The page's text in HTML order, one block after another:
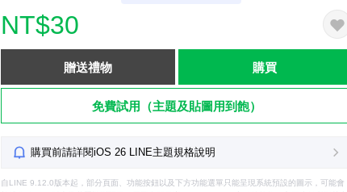
NT$30
贈送禮物 購買
免費試用（主題及貼圖用到飽）
購買前請詳閱iOS 26 LINE主題規格說明
自LINE 9.12.0版本起，部分頁面、功能按鈕以及下方功能選單只能呈現系統預設的圖示，可能會